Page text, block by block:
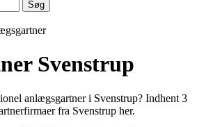
Svenstrup
anlægsgartner i Svenstrup? Indhent 3
fra Svenstrup her.